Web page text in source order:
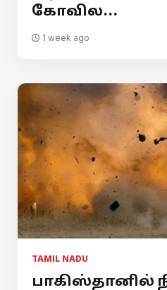
கோவில...
1 week ago
TAMIL NADU
பாகிஸ்தானில்